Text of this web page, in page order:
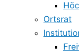
Ortsrat